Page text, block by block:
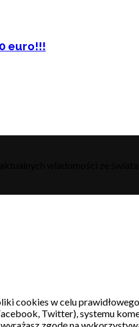
euro!!!
cookies w celu
Twitter), systemu